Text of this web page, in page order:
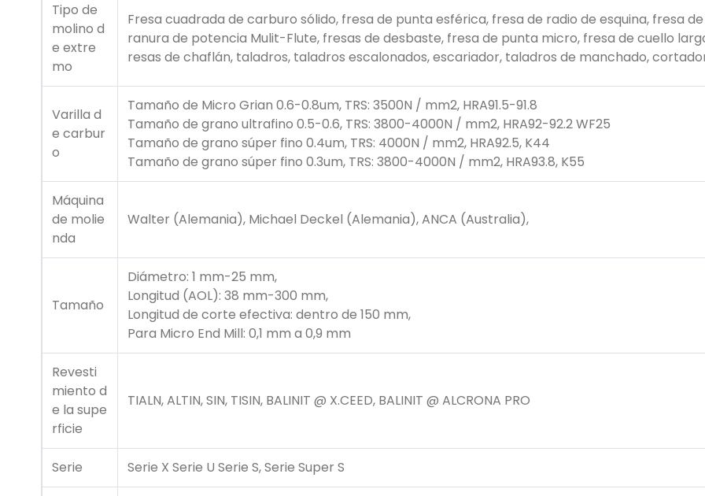
Tipo de
molino d
e extre
mo
Fresa cuadrada de carburo sólido, fresa de punta esférica, fresa de radio de esquina, fresa
ranura de potencia Mulit-Flute, fresas de desbaste, fresa de punta micro, fresa de cuello
resas de chaflán, taladros, taladros escalonados, escariador, taladros de manchado,
Varilla d
e carbur
o
Tamaño de Micro Grian 0.6-0.8um, TRS: 3500N / mm2, HRA91.5-91.8
Tamaño de grano ultrafino 0.5-0.6, TRS: 3800-4000N / mm2, HRA92-92.2 WF25
Tamaño de grano súper fino 0.4um, TRS: 4000N / mm2, HRA92.5, K44
Tamaño de grano súper fino 0.3um, TRS: 3800-4000N / mm2, HRA93.8, K55
Máquina
de molie
nda
Walter (Alemania), Michael Deckel (Alemania), ANCA (Australia),
Tamaño
Diámetro: 1 mm-25 mm,
Longitud (AOL): 38 mm-300 mm,
Longitud de corte efectiva: dentro de 150 mm,
Para Micro End Mill: 0,1 mm a 0,9 mm
Revesti
miento d
e la supe
rficie
TIALN, ALTIN, SIN, TISIN, BALINIT @ X.CEED, BALINIT @ ALCRONA PRO
Serie Serie X Serie U Serie S, Serie Super S